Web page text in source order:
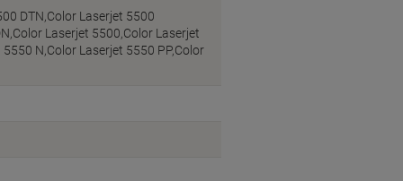
DTN,Color Laserjet 5500
Laserjet 5500,Color Laserjet
N,Color Laserjet 5550 PP,Color